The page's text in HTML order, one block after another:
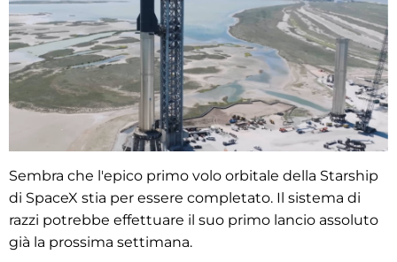
Sembra che l'epico primo volo orbitale della Starship
di SpaceX stia per essere completato. Il sistema di
razzi potrebbe effettuare il suo primo lancio assoluto
già la prossima settimana.